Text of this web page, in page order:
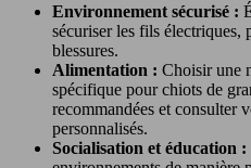
Environnement sécurisé :
sécuriser les fils électriques,
blessures.
Alimentation : Choisir une
spécifique pour chiots de
recommandées et consulter
personnalisés.
Socialisation et éducation :